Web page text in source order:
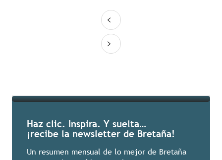
Haz clic. Inspira. Y suelta…
¡recibe la newsletter de Bretaña!
Un resumen mensual de lo mejor de Bretaña